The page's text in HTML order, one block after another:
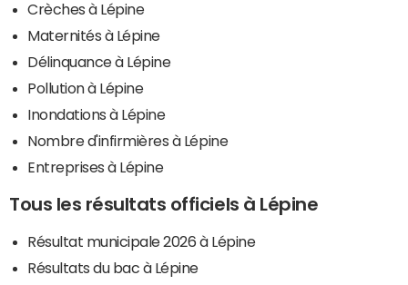
Crèches à Lépine
Maternités à Lépine
Délinquance à Lépine
Pollution à Lépine
Inondations à Lépine
Nombre d'infirmières à Lépine
Entreprises à Lépine
Tous les résultats officiels à Lépine
Résultat municipale 2026 à Lépine
Résultats du bac à Lépine